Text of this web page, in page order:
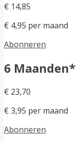
€ 14,85
€ 4,95 per maand
Abonneren
6 Maanden*
€ 23,70
€ 3,95 per maand
Abonneren